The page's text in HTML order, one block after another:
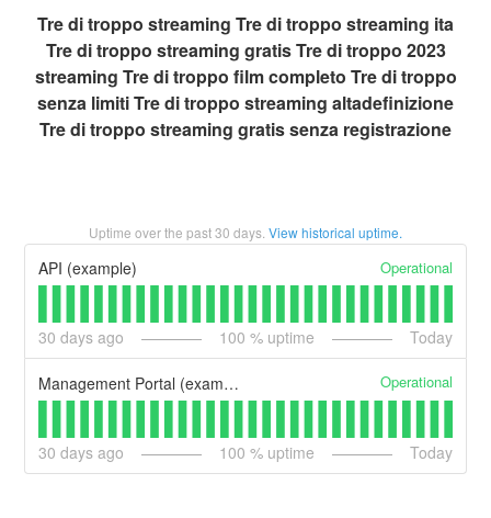
Tre di troppo streaming Tre di troppo streaming ita
Tre di troppo streaming gratis Tre di troppo 2023
streaming Tre di troppo film completo Tre di troppo
senza limiti Tre di troppo streaming altadefinizione
Tre di troppo streaming gratis senza registrazione
Uptime over the past30 days. View historical uptime.
API (example) Operational
30 days ago 100 % uptime Today
Management Portal (example) Operational
30 days ago 100 % uptime Today